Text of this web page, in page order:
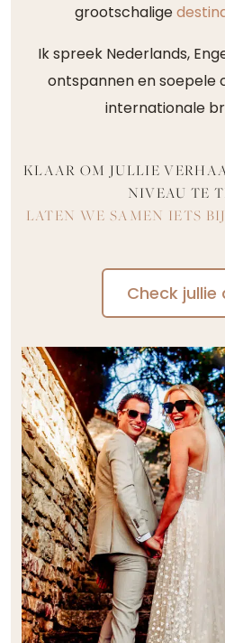
grootschalige
Ik spreek Nederlands,
ontspannen en soepele
internationale
KLAAR OM JULLIE
NIVEAU TE
LATEN WE SAMEN IETS
Check